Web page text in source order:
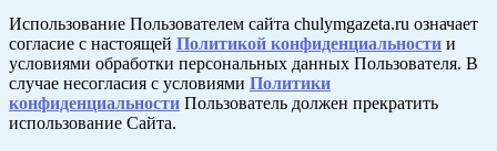
Использование Пользователем сайта chulymgazeta.ru означает
согласие с настоящей Политикой конфиденциальности и
условиями обработки персональных данных Пользователя. В
случае несогласия с условиями Политики
конфиденциальности Пользователь должен прекратить
использование Сайта.